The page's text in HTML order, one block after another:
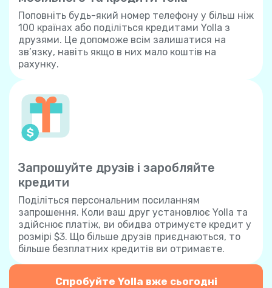
Поповніть будь-який номер телефону у більш ніж
100 країнах або поділіться кредитами Yolla з
друзями. Це допоможе всім залишатися на
зв’язку, навіть якщо в них мало коштів на
рахунку.
Запрошуйте друзів і заробляйте
кредити
Поділіться персональним посиланням
запрошення. Коли ваш друг установлює Yolla та
здійснює платіж, ви обидва отримуєте кредит у
розмірі $3. Що більше друзів приєднаються, то
більше безплатних кредитів ви отримаєте.
Спробуйте Yolla вже сьогодні